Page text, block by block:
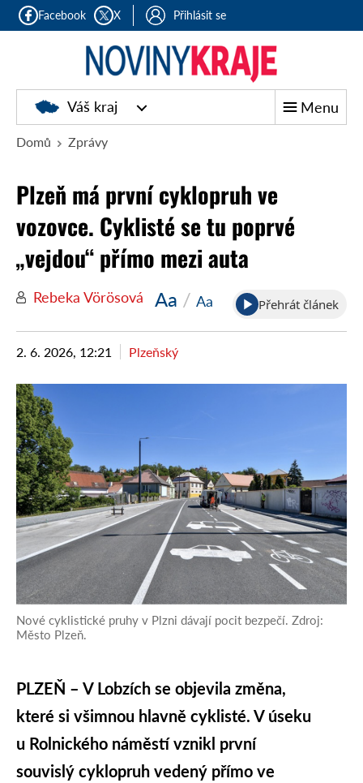
Facebook X Přihlásit se
Noviny
kraje
Váš kraj Menu
Domů Zprávy
Plzeň má první cyklopruh ve
vozovce. Cyklisté se tu poprvé
„vejdou“ přímo mezi auta
Rebeka Vörösová Aa / Aa Přehrát článek
2. 6. 2026, 12:21 Plzeňský
Nové cyklistické pruhy v Plzni dávají pocit bezpečí. Zdroj:
Město Plzeň.
PLZEŇ – V Lobzích se objevila změna,
které si všimnou hlavně cyklisté. V úseku
u Rolnického náměstí vznikl první
souvislý cyklopruh vedený přímo ve